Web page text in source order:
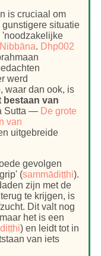
is cruciaal om
situatie
'noodzakelijke
Nibbāna. Dhp002
werd
waar dan ook, is
bestaan van
Sutta — De grote
van
uitgebreide
gevolgen
(sammādiṭṭhi).
zijn met de
te krijgen, is
Dit valt nog
het is een
) en leidt tot in
van iets